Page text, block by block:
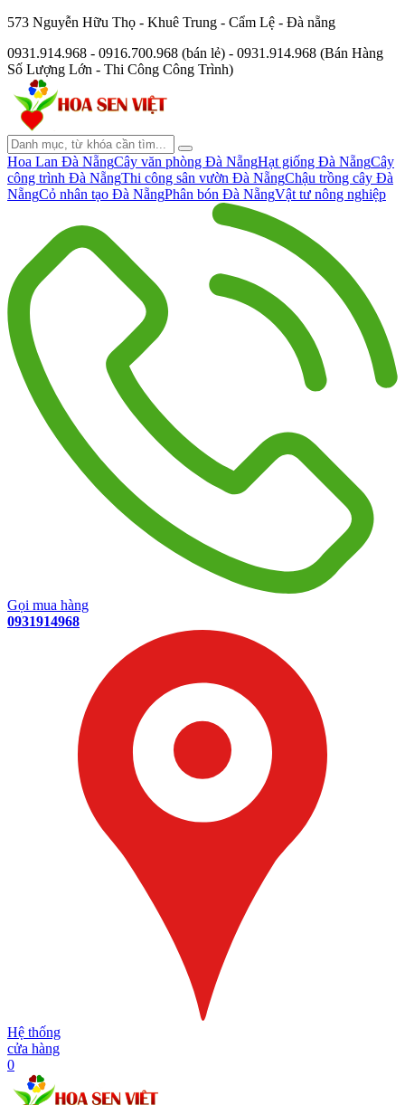
573 Nguyễn Hữu Thọ - Khuê Trung - Cẩm Lệ - Đà nẵng
0931.914.968 - 0916.700.968 (bán lẻ) - 0931.914.968 (Bán Hàng
Số Lượng Lớn - Thi Công Công Trình)
Hoa Lan Đà NẵngCây văn phòng Đà NẵngHạt giống Đà NẵngCây
công trình Đà NẵngThi công sân vườn Đà NẵngChậu trồng cây Đà
NẵngCỏ nhân tạo Đà NẵngPhân bón Đà NẵngVật tư nông nghiệp
Gọi mua hàng
0931914968
Hệ thống
cửa hàng
0